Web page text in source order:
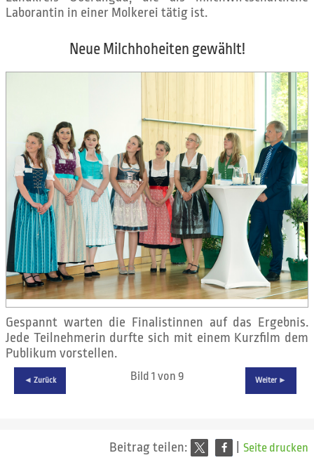
Laborantin in einer Molkerei tätig ist.
Neue Milchhoheiten gewählt!
Gespannt warten die Finalistinnen auf das Ergebnis.
Jede Teilnehmerin durfte sich mit einem Kurzfilm dem
Publikum vorstellen.
◄ Zurück Weiter ►
Bild 1 von 9
Beitrag teilen: Seite drucken